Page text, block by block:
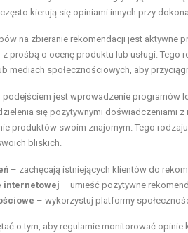
kierują się opiniami innych przy
na zbieranie rekomendacji jest aktywne
prośbą o ocenę produktu lub usługi. Tego
mediach społecznościowych, aby
podejściem jest wprowadzenie programów
się pozytywnymi doświadczeniami
produktów swoim znajomym. Tego
bliskich.
– zachęcają istniejących klientów do
internetowej – umieść pozytywne
– wykorzystuj platformy
o tym, aby regularnie monitorować